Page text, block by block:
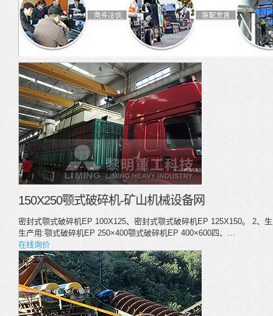
150X250颚式破碎机-矿山机械设备网
密封式颚式破碎机EP 100X125、密封式颚式破碎机EP 125X150。 2、
生产用:颚式破碎机EP 250×400颚式破碎机EP 400×600四、…
在线询价